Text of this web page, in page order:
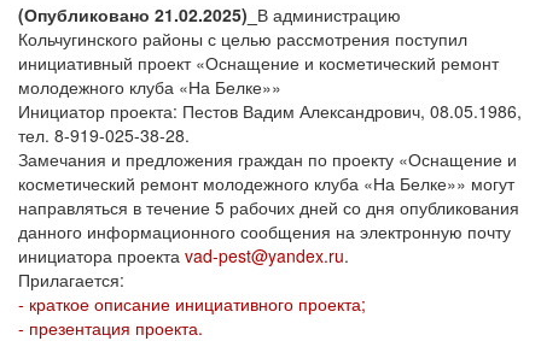
(Опубликовано 21.02.2025)_ В администрацию
Кольчугинского районы с целью рассмотрения поступил
инициативный проект «Оснащение и косметический ремонт
молодежного клуба «На Белке»»
Инициатор проекта: Пестов Вадим Александрович, 08.05.1986,
тел. 8-919-025-38-28.
Замечания и предложения граждан по проекту «Оснащение и
косметический ремонт молодежного клуба «На Белке»» могут
направляться в течение 5 рабочих дней со дня опубликования
данного информационного сообщения на электронную почту
инициатора проекта vad-pest@yandex.ru.
Прилагается:
- краткое описание инициативного проекта;
- презентация проекта.